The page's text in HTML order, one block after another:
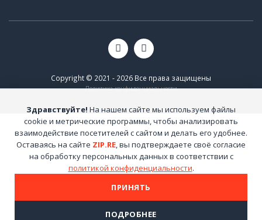
Copyright © 2021 - 2026 Все права защищены
Политика конфиденциальности
Здравствуйте! На нашем сайте мы используем файлы
cookie и метрические программы, чтобы анализировать
взаимодействие посетителей с сайтом и делать его удобнее.
Оставаясь на сайте ZIP.RE, вы подтверждаете своё согласие
на обработку персональных данных в соответствии с
политикой конфиденциальности.
ПРИНЯТЬ
ПОДРОБНЕЕ